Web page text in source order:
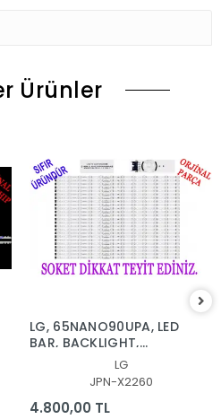
Ürünler
LG, 65NANO90UPA, LED
BAR, BACKLIGHT,
LG
JPN-X2260
4.800,00 TL